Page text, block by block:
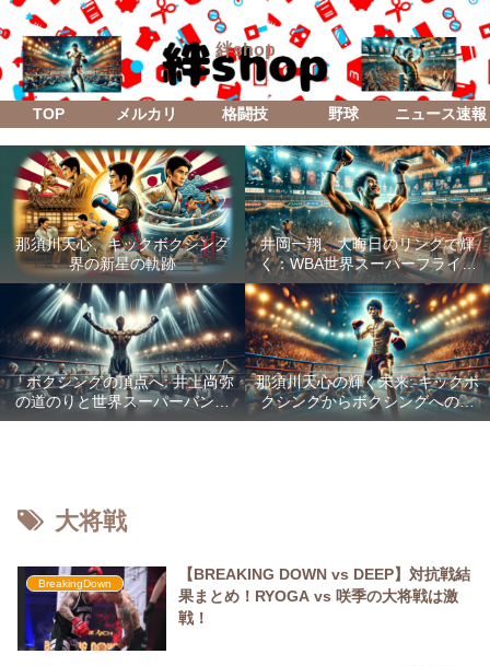
絆shop
TOP メルカリ 格闘技 野球 ニュース速報
那須川天心、キックボクシング
界の新星の軌跡
井岡一翔、大晦日のリングで輝
く：WBA世界スーパーフライ級
防衛戦「Lifetime Boxing Fights
18」
「ボクシングの頂点へ: 井上尚弥
の道のりと世界スーパーバンタ
ム級統一戦の全貌」
那須川天心の輝く未来: キックボ
クシングからボクシングへの成
功した転身
大将戦
BreakingDown
【BREAKING DOWN vs DEEP】対抗戦結
果まとめ！RYOGA vs 咲季の大将戦は激
戦！